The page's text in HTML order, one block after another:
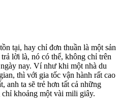
tại, hay chỉ đơn thuần là một sản
lời là, nó có thể, không chỉ trên
nay. Ví như khi một nhà du
thì với gia tốc vận hành rất cao
anh ta sẽ trẻ hơn tất cả những
khoảng một vài mili giây.